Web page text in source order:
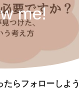
me!
たらフォローしよう